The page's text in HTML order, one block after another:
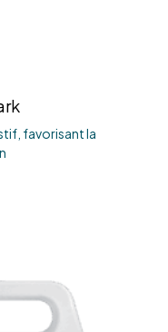
favorisant la